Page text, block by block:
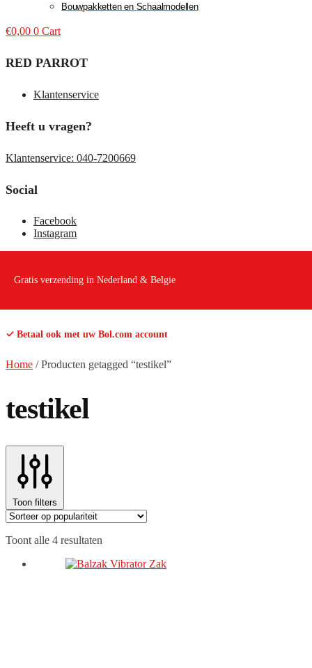
Bouwpakketten en Schaalmodellen
€0,00 0 Cart
RED PARROT
Klantenservice
Heeft u vragen?
Klantenservice: 040-7200669
Social
Facebook
Instagram
Gratis verzending in Nederland & Belgie
✓ Betaal ook met uw Bol.com account
Home /Producten getagged “testikel”
testikel
Toon filters
Toont alle 4 resultaten
populariteit